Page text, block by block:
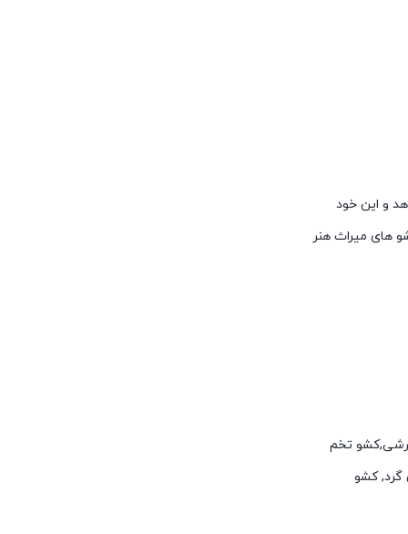
و این خود
های میراث هنر
برشی,کشو تخم
کشو